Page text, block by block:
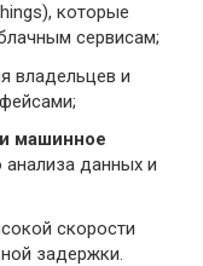
которые
сервисам;
владельцев и
машинное
данных и
скорости
задержки.